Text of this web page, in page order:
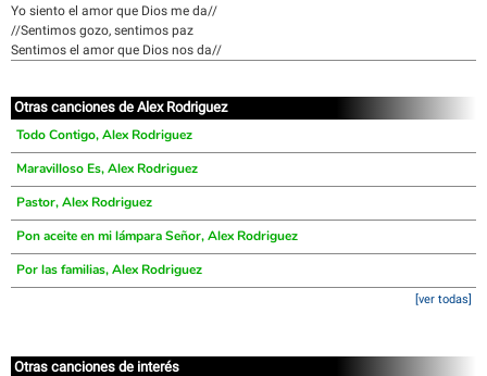
Yo siento el amor que Dios me da//
//Sentimos gozo, sentimos paz
Sentimos el amor que Dios nos da//
Otras canciones de Alex Rodriguez
Todo Contigo, Alex Rodriguez
Maravilloso Es, Alex Rodriguez
Pastor, Alex Rodriguez
Pon aceite en mi lámpara Señor, Alex Rodriguez
Por las familias, Alex Rodriguez
[ver todas]
Otras canciones de interés